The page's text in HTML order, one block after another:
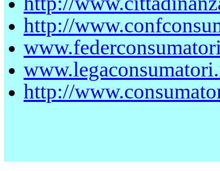
http://
http://